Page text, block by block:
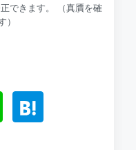
できます。 （真贋を確
）